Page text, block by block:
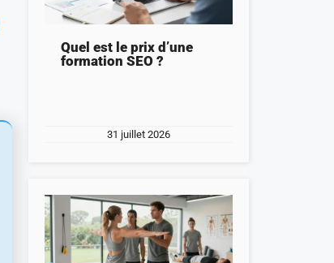
Quel est le prix d’une
formation SEO ?
31 juillet 2026